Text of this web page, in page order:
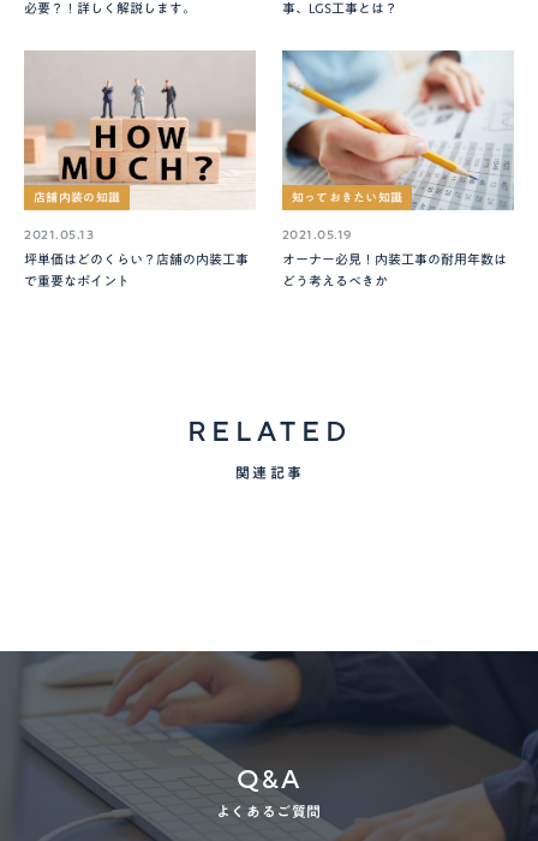
必要？！詳しく解説します。
事、LGS工事とは？
店舗内装の知識
2021.05.13
坪単価はどのくらい？店舗の内装工事
で重要なポイント
知っておきたい知識
2021.05.19
オーナー必見！内装工事の耐用年数は
どう考えるべきか
RELATED
関連記事
Q&A
よくあるご質問